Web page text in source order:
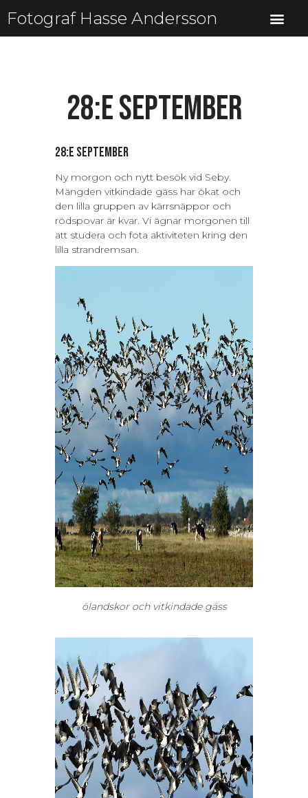
Fotograf Hasse Andersson
28:e september
28:e september
Ny morgon och nytt besök vid Seby.
Mängden vitkindade gäss har ökat och
den lilla gruppen av kärrsnäppor och
rödspovar är kvar. Vi ägnar morgonen till
att studera och fota aktiviteten kring den
lilla strandremsan.
ölandskor och vitkindade gäss